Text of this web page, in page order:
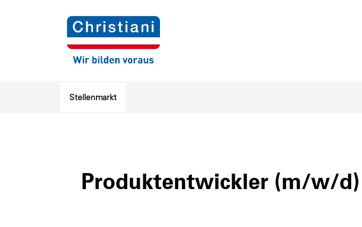
Stellenmarkt
Produktentwickler (m/w/d)